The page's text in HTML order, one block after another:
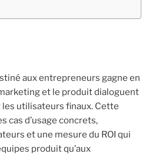
aux entrepreneurs gagne en
et le produit dialoguent
utilisateurs finaux. Cette
cas d’usage concrets,
et une mesure du ROI qui
produit qu’aux